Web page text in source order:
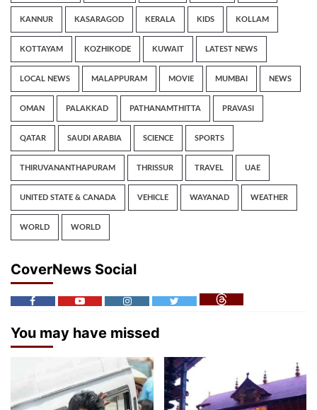
KANNUR KASARAGOD KERALA KIDS KOLLAM
KOTTAYAM KOZHIKODE KUWAIT LATEST NEWS
LOCAL NEWS MALAPPURAM MOVIE MUMBAI NEWS
OMAN PALAKKAD PATHANAMTHITTA PRAVASI
QATAR SAUDI ARABIA SCIENCE SPORTS
THIRUVANANTHAPURAM THRISSUR TRAVEL UAE
UNITED STATE & CANADA VEHICLE WAYANAD WEATHER
WORLD WORLD
CoverNews Social
You may have missed